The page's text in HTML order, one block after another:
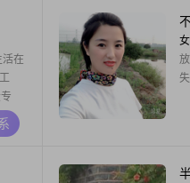
活在
靠
认